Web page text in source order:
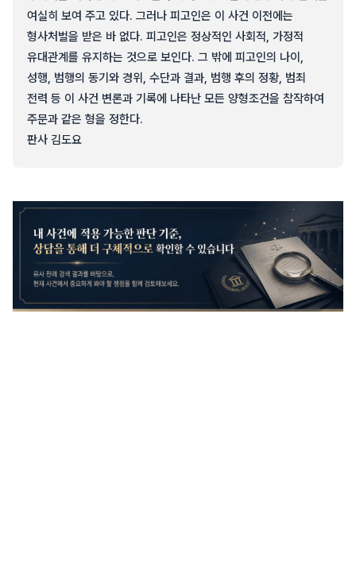
여실히 보여 주고 있다. 그러나 피고인은 이 사건 이전에는
형사처벌을 받은 바 없다. 피고인은 정상적인 사회적, 가정적
유대관계를 유지하는 것으로 보인다. 그 밖에 피고인의 나이,
성행, 범행의 동기와 경위, 수단과 결과, 범행 후의 정황, 범죄
전력 등 이 사건 변론과 기록에 나타난 모든 양형조건을 참작하여
주문과 같은 형을 정한다.
판사 김도요